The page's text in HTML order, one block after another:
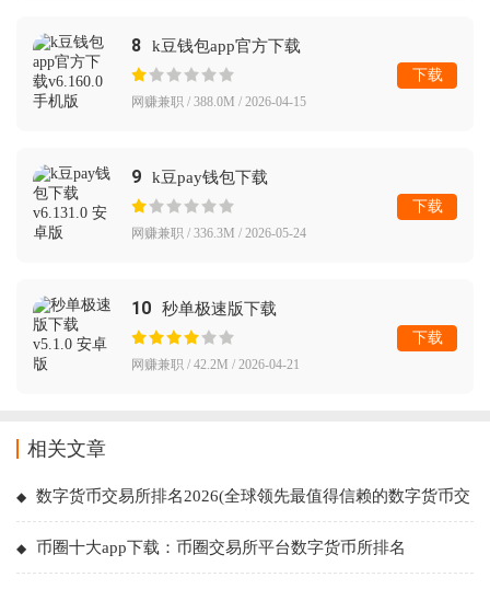
8 k豆钱包app官方下载
网赚兼职 / 388.0M / 2026-04-15
下载
9 k豆pay钱包下载
网赚兼职 / 336.3M / 2026-05-24
下载
10 秒单极速版下载
网赚兼职 / 42.2M / 2026-04-21
下载
相关文章
数字货币交易所排名2026(全球领先最值得信赖的数字货币交
币圈十大app下载：币圈交易所平台数字货币所排名